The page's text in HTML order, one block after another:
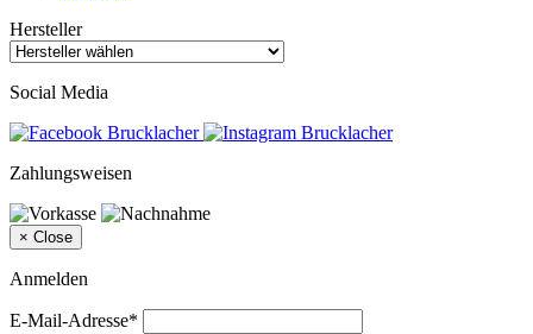
Hersteller
Social Media
Zahlungsweisen
× Close
Anmelden
E-Mail-Adresse*